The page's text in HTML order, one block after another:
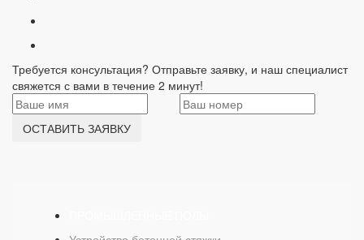
Требуется консультация? Отправьте заявку, и наш специалист
свяжется с вами в течение 2 минут!
ОСТАВИТЬ ЗАЯВКУ